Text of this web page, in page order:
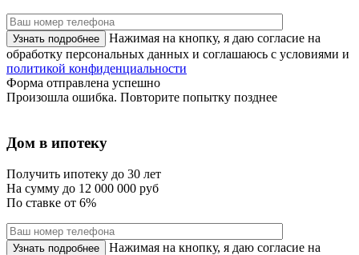
Нажимая на кнопку, я даю согласие на
обработку персональных данных и соглашаюсь с условиями и
политикой конфиденциальности
Форма отправлена успешно
Произошла ошибка. Повторите попытку позднее
Дом в ипотеку
Получить ипотеку до 30 лет
На сумму до 12 000 000 руб
По ставке от 6%
Нажимая на кнопку, я даю согласие на